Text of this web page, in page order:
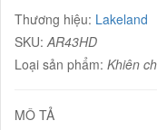
Thương hiệu: Lakeland
SKU:AR43HD
Loại sản phẩm: Khiên
MÔ TẢ